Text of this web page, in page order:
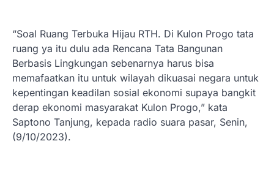
“Soal Ruang Terbuka Hijau RTH. Di Kulon Progo tata
ruang ya itu dulu ada Rencana Tata Bangunan
Berbasis Lingkungan sebenarnya harus bisa
memafaatkan itu untuk wilayah dikuasai negara untuk
kepentingan keadilan sosial ekonomi supaya bangkit
derap ekonomi masyarakat Kulon Progo,” kata
Saptono Tanjung, kepada radio suara pasar, Senin,
(9/10/2023).